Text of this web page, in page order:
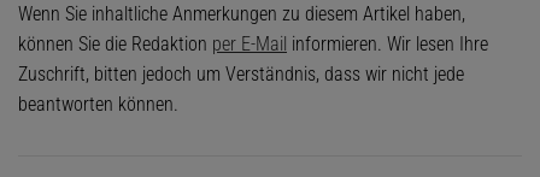
Wenn Sie inhaltliche Anmerkungen zu diesem Artikel haben,
können Sie die Redaktion per E-Mail informieren. Wir lesen Ihre
Zuschrift, bitten jedoch um Verständnis, dass wir nicht jede
beantworten können.